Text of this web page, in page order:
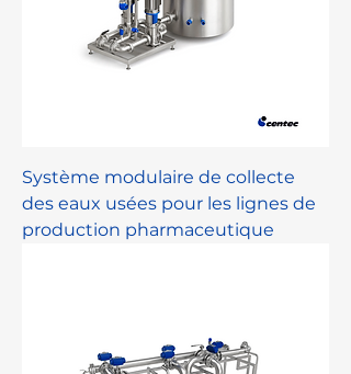
Système modulaire de collecte
des eaux usées pour les lignes de
production pharmaceutique